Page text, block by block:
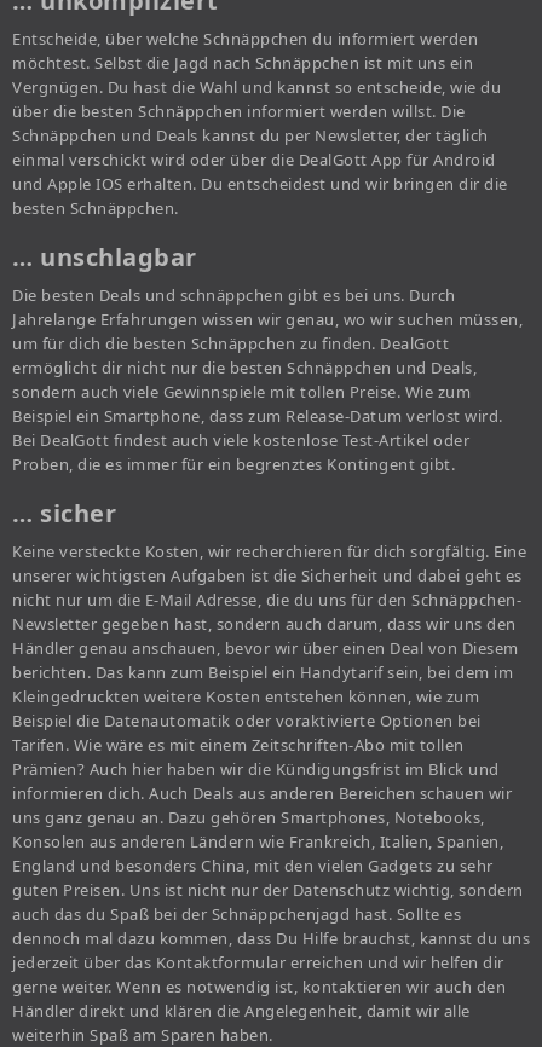
Entscheide, über welche Schnäppchen du informiert werden
möchtest. Selbst die Jagd nach Schnäppchen ist mit uns ein
Vergnügen. Du hast die Wahl und kannst so entscheide, wie du
über die besten Schnäppchen informiert werden willst. Die
Schnäppchen und Deals kannst du per Newsletter, der täglich
einmal verschickt wird oder über die DealGott App für Android
und Apple IOS erhalten. Du entscheidest und wir bringen dir die
besten Schnäppchen.
… unschlagbar
Die besten Deals und schnäppchen gibt es bei uns. Durch
Jahrelange Erfahrungen wissen wir genau, wo wir suchen müssen,
um für dich die besten Schnäppchen zu finden. DealGott
ermöglicht dir nicht nur die besten Schnäppchen und Deals,
sondern auch viele Gewinnspiele mit tollen Preise. Wie zum
Beispiel ein Smartphone, dass zum Release-Datum verlost wird.
Bei DealGott findest auch viele kostenlose Test-Artikel oder
Proben, die es immer für ein begrenztes Kontingent gibt.
… sicher
Keine versteckte Kosten, wir recherchieren für dich sorgfältig. Eine
unserer wichtigsten Aufgaben ist die Sicherheit und dabei geht es
nicht nur um die E-Mail Adresse, die du uns für den Schnäppchen-
Newsletter gegeben hast, sondern auch darum, dass wir uns den
Händler genau anschauen, bevor wir über einen Deal von Diesem
berichten. Das kann zum Beispiel ein Handytarif sein, bei dem im
Kleingedruckten weitere Kosten entstehen können, wie zum
Beispiel die Datenautomatik oder voraktivierte Optionen bei
Tarifen. Wie wäre es mit einem Zeitschriften-Abo mit tollen
Prämien? Auch hier haben wir die Kündigungsfrist im Blick und
informieren dich. Auch Deals aus anderen Bereichen schauen wir
uns ganz genau an. Dazu gehören Smartphones, Notebooks,
Konsolen aus anderen Ländern wie Frankreich, Italien, Spanien,
England und besonders China, mit den vielen Gadgets zu sehr
guten Preisen. Uns ist nicht nur der Datenschutz wichtig, sondern
auch das du Spaß bei der Schnäppchenjagd hast. Sollte es
dennoch mal dazu kommen, dass Du Hilfe brauchst, kannst du uns
jederzeit über das Kontaktformular erreichen und wir helfen dir
gerne weiter. Wenn es notwendig ist, kontaktieren wir auch den
Händler direkt und klären die Angelegenheit, damit wir alle
weiterhin Spaß am Sparen haben.